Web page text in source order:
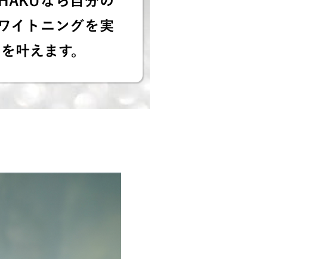
イトニングを実
叶えます。